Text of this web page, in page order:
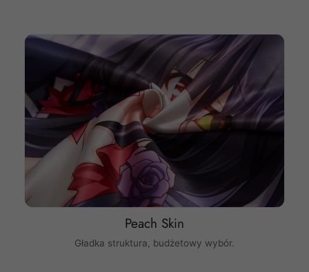
Peach Skin
Gładka struktura, budżetowy wybór.